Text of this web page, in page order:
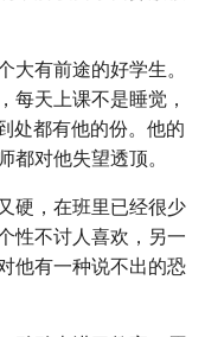
大有前途的好学生。
每天上课不是睡觉，
处都有他的份。他的
都对他失望透顶。
硬，在班里已经很少
性不讨人喜欢，另一
他有一种说不出的恐